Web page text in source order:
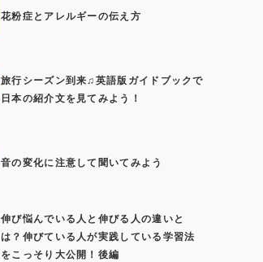
花粉症とアレルギーの伝え方
旅行シーズン到来♫英語版ガイドブックで
日本の紹介文を見てみよう！
音の変化に注意して聞いてみよう
伸び悩んでいる人と伸びる人の違いと
は？伸びている人が実践している学習法
をこっそり大公開！後編